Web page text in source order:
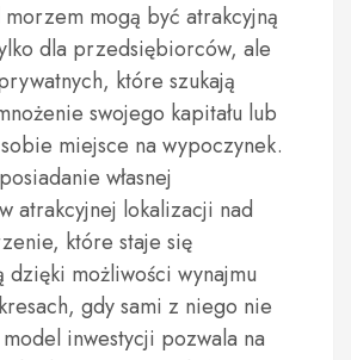
mogą być atrakcyjną
dla przedsiębiorców, ale
które szukają
swojego kapitału lub
miejsce na wypoczynek.
własnej
atrakcyjnej lokalizacji nad
które staje się
dzięki możliwości wynajmu
gdy sami z niego nie
inwestycji pozwala na